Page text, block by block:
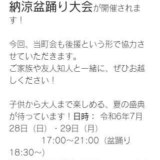
納涼盆踊り大会が開催されま
す！
今回、当町会も後援という形で協力さ
せていただきます。
ご家族や友人知人と一緒に、ぜひお越
しください！
子供から大人まで楽しめる、夏の盛典
が待っています！
日時： 令和6年7月
28日（日）・29日（月）
17:00～21:00（盆踊り
18:30～）